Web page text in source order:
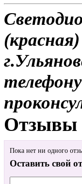
Отзывы
Пока нет ни одного
Оставить свой